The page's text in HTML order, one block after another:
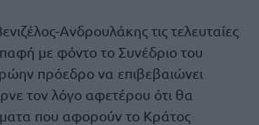
Ανδρουλάκης τις τελευταίες
με φόντο το Συνέδριο του
πρόεδρο να επιβεβαιώνει
τον λόγο αφετέρου ότι θα
που αφορούν το Κράτος